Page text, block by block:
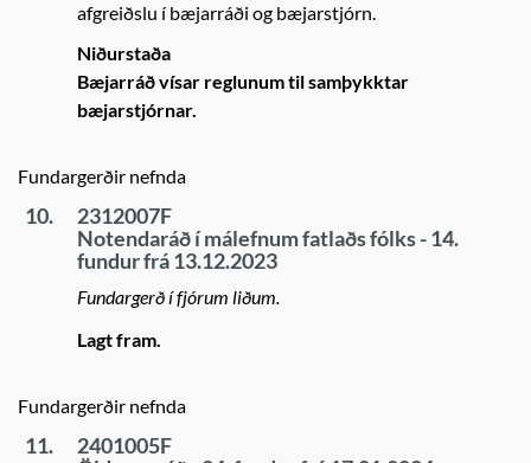
afgreiðslu í bæjarráði og bæjarstjórn.
Niðurstaða
Bæjarráð vísar reglunum til samþykktar
bæjarstjórnar.
Fundargerðir nefnda
10.
2312007F
Notendaráð í málefnum fatlaðs fólks - 14.
fundur frá 13.12.2023
Fundargerð í fjórum liðum.
Lagt fram.
Fundargerðir nefnda
11.
2401005F